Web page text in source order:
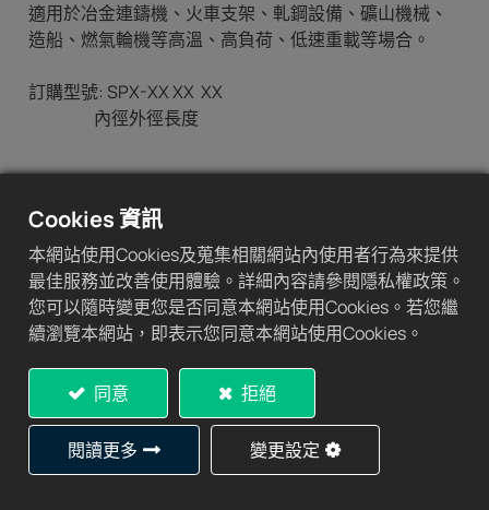
適用於冶金連鑄機、火車支架、軋鋼設備、礦山機械、
造船、燃氣輪機等高溫、高負荷、低速重載等場合。
訂購型號: SPX-XX XX XX
內徑外徑長度
材料：高力黃銅 + 嵌入石墨固體潤滑劑
特徵：
可長期無油工作。
極高的承載能力，良好的抗磨性和較低的摩擦係
數。
特別適用於低速高負荷。
適用於往復、振盪或間歇運動等 難以形成油膜的場
合。
良好的耐化學腐蝕性能。
Cookies 資訊
本網站使用Cookies及蒐集相關網站內使用者行為來提供
最佳服務並改善使用體驗。詳細內容請參閱隱私權政策。
您可以隨時變更您是否同意本網站使用Cookies。若您繼
續瀏覽本網站，即表示您同意本網站使用Cookies。
同意 拒絕
閱讀更多 變更設定